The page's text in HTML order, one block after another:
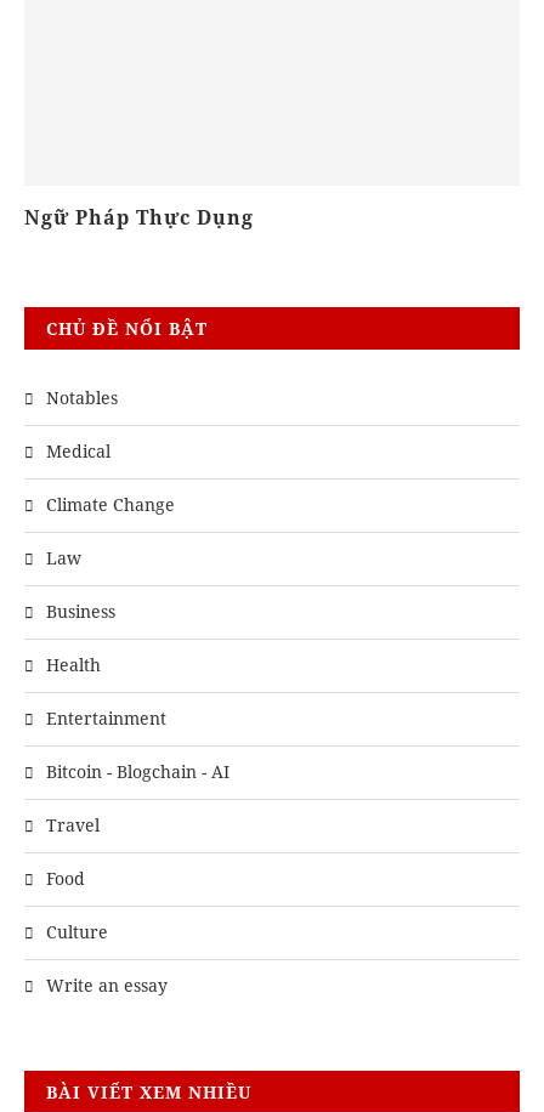
Giao Tiếp Hàng Ngày
CHỦ ĐỀ NỔI BẬT
Notables
Medical
Climate Change
Law
Business
Health
Entertainment
Bitcoin - Blogchain - AI
Travel
Food
Culture
Write an essay
BÀI VIẾT XEM NHIỀU